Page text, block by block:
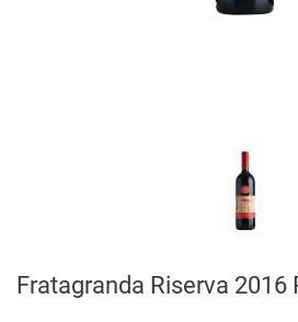
Fratagranda Riserva 2016